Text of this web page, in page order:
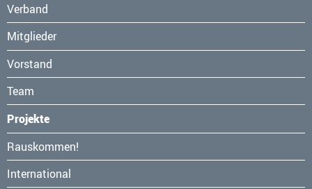
Verband
Mitglieder
Vorstand
Team
Projekte
Navigation
überspringen
Rauskommen!
International